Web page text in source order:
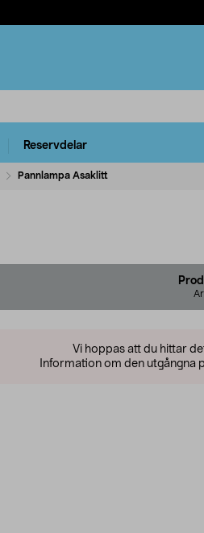
Reservdelar
Pannlampa Asaklitt
Vi hoppas att du hittar
Information om den utgångna